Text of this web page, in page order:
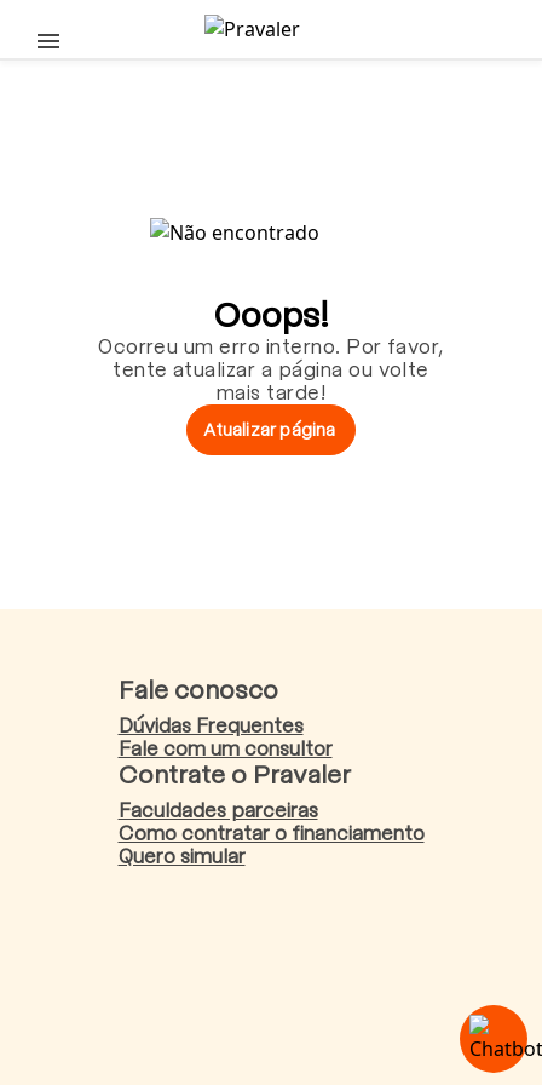
Pular para o conteúdo principal
Ooops!
Ocorreu um erro interno. Por favor,
tente atualizar a página ou volte
mais tarde!
Atualizar página
Fale conosco
Dúvidas Frequentes
Fale com um consultor
Contrate o Pravaler
Faculdades parceiras
Como contratar o financiamento
Quero simular